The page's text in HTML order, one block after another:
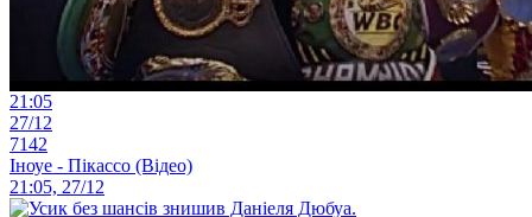
21:05
27/12
7142
Іноуе - Пікассо (Відео)
21:05, 27/12